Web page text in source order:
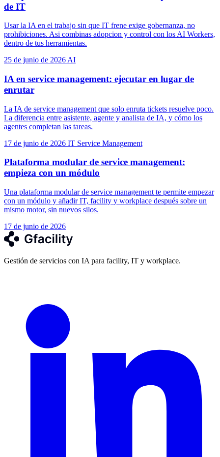
de IT
Usar la IA en el trabajo sin que IT frene exige gobernanza, no
prohibiciones. Asi combinas adopcion y control con los AI Workers,
dentro de tus herramientas.
25 de junio de 2026 AI
IA en service management: ejecutar en lugar de
enrutar
La IA de service management que solo enruta tickets resuelve poco.
La diferencia entre asistente, agente y analista de IA, y cómo los
agentes completan las tareas.
17 de junio de 2026 IT Service Management
Plataforma modular de service management:
empieza con un módulo
Una plataforma modular de service management te permite empezar
con un módulo y añadir IT, facility y workplace después sobre un
mismo motor, sin nuevos silos.
17 de junio de 2026
Gestión de servicios con IA para facility, IT y workplace.